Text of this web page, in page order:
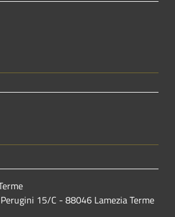
15/C - 88046 Lamezia Terme